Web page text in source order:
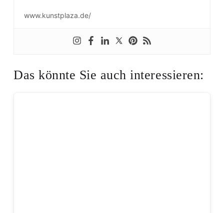
www.kunstplaza.de/
Das könnte Sie auch interessieren: